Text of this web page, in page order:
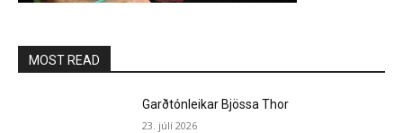
MOST READ
Garðtónleikar Bjössa Thor
23. júlí 2026